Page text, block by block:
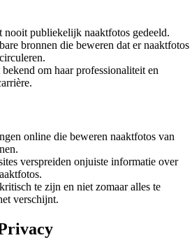
publiekelijk naaktfotos gedeeld.
bronnen die beweren dat er naaktfotos
om haar professionaliteit en
online die beweren naaktfotos van
verspreiden onjuiste informatie over
te zijn en niet zomaar alles te
verschijnt.